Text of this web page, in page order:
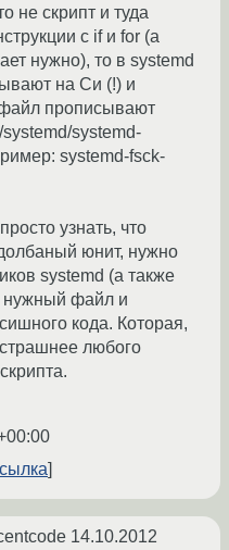
не скрипт и туда
с if и for (а
нужно), то в systemd
на Си (!) и
прописывают
systemd/systemd-
systemd-fsck-
узнать, что
юнит, нужно
systemd (а также
нужный файл и
кода. Которая,
любого
14.10.2012